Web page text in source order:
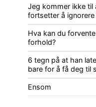
Jeg kommer ikke til
fortsetter å ignorere
Hva kan du
forhold?
6 tegn på at han
bare for å få deg til
Ensom